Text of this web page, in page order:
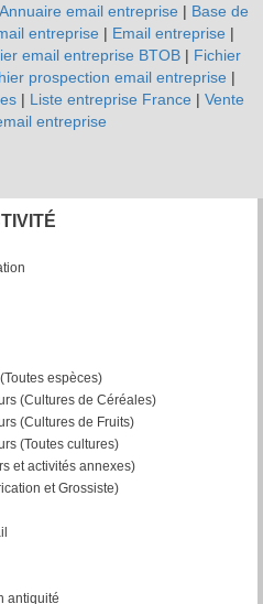
Annuaire email entreprise | Base de
entreprise | Email entreprise |
email entreprise BTOB| Fichier
prospection email entreprise |
| Liste entreprise France | Vente
entreprise
espèces)
(Cultures de Céréales)
(Cultures de Fruits)
(Toutes cultures)
et activités annexes)
et Grossiste)
antiquité